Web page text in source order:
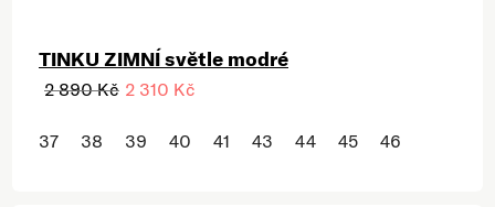
TINKU ZIMNÍ světle modré
2 890 Kč 2 310 Kč
37 38 39 40 41 43 44 45 46